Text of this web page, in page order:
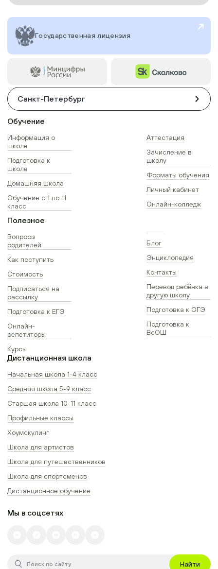
Государственная лицензия
Санкт-Петербург
Обучение
Информация о
школе
Подготовка к
школе
Домашняя школа
Обучение с 1 по 11
класс
Аттестация
Зачисление в
школу
Форматы обучения
Личный кабинет
Онлайн-колледж
Полезное
Вопросы
родителей
Как поступить
Стоимость
Подписаться на
рассылку
Подготовка к ЕГЭ
Онлайн-
репетиторы
Курсы
Блог
Энциклопедия
Контакты
Перевод ребёнка в
другую школу
Подготовка к ОГЭ
Подготовка к
ВсОШ
Дистанционная школа
Начальная школа 1-4 класс
Средняя школа 5-9 класс
Старшая школа 10-11 класс
Профильные классы
Хоумскулинг
Школа для артистов
Школа для путешественников
Школа для спортсменов
Дистанционное обучение
Мы в соцсетях
Найти